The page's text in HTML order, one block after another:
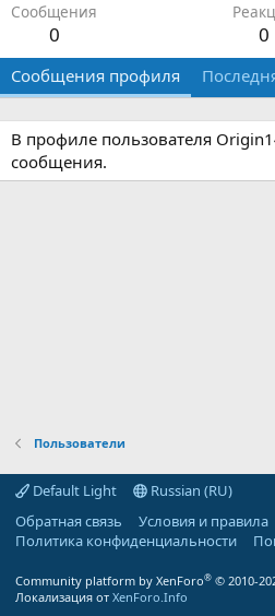
Сообщения
0 0
Сообщения профиля
В профиле пользователя
сообщения.
Пользователи
Default Light
Russian (RU)
Обратная связь
Условия и правила
Политика конфиденциальности
Community platform by XenForo® © 2010-
Локализация от XenForo.Info